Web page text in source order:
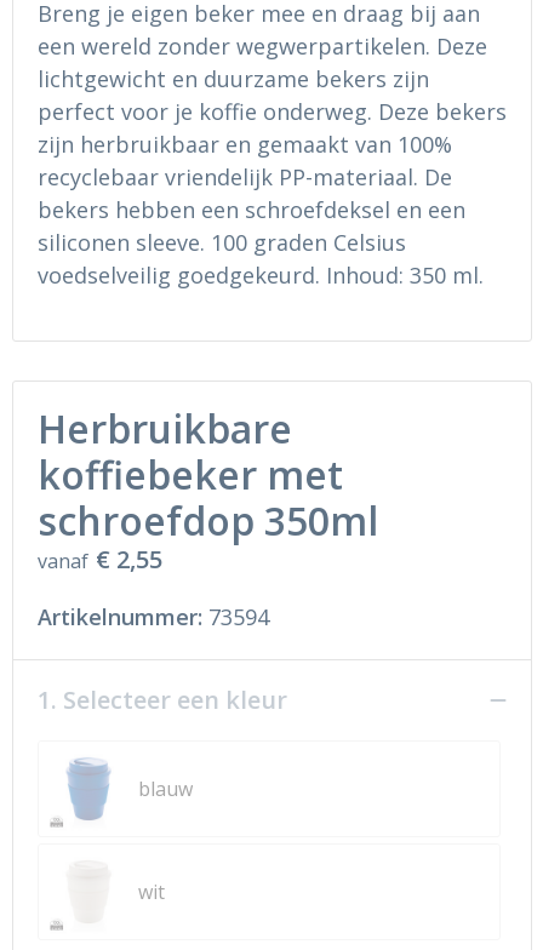
Ondergoed en Sokken
Regenkleding
Gereedschap
Schoenen
Hoofdbescherming
Sokken en Nachtkleding
Regenkleding
Schoenen
Gilets
Breng je eigen beker mee en draag bij aan
een wereld zonder wegwerpartikelen. Deze
lichtgewicht en duurzame bekers zijn
perfect voor je koffie onderweg. Deze bekers
zijn herbruikbaar en gemaakt van 100%
recyclebaar vriendelijk PP-materiaal. De
bekers hebben een schroefdeksel en een
siliconen sleeve. 100 graden Celsius
voedselveilig goedgekeurd. Inhoud: 350 ml.
Herbruikbare
koffiebeker met
schroefdop 350ml
vanaf € 2,55
Artikelnummer: 73594
1. Selecteer een kleur
blauw
wit